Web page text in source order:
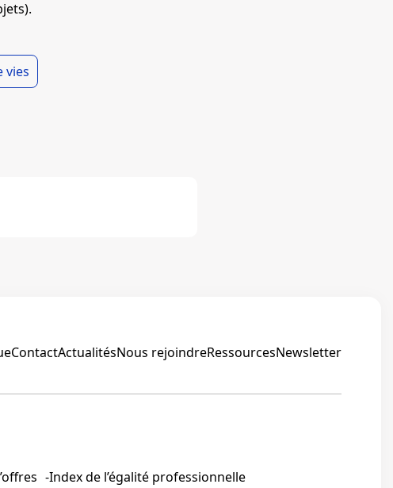
vies
ContactActualitésNous rejoindreRessourcesNewsletter
Index de l’égalité professionnelle